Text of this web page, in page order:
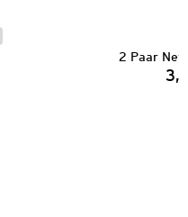
2 Paar